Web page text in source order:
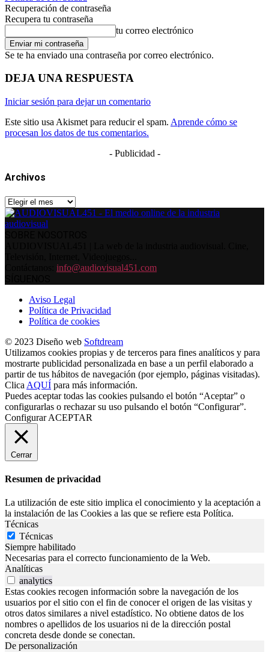
Recuperación de contraseña
Recupera tu contraseña
tu correo electrónico
Se te ha enviado una contraseña por correo electrónico.
DEJA UNA RESPUESTA
Iniciar sesión para dejar un comentario
Este sitio usa Akismet para reducir el spam. Aprende cómo se
procesan los datos de tus comentarios.
- Publicidad -
Archivos
Archivos
info@audiovisual451.com
Aviso Legal
Política de Privacidad
Política de cookies
© 2023 Diseño web Softdream
Utilizamos cookies propias y de terceros para fines analíticos y para
mostrarte publicidad personalizada en base a un perfil elaborado a
partir de tus hábitos de navegación (por ejemplo, páginas visitadas).
Clica AQUÍ para más información.
Puedes aceptar todas las cookies pulsando el botón “Aceptar” o
configurarlas o rechazar su uso pulsando el botón “Configurar”.
Configurar ACEPTAR
Cerrar
Resumen de privacidad
La utilización de este sitio implica el conocimiento y la aceptación a
la instalación de las Cookies a las que se refiere esta Política.
Técnicas
Técnicas
Siempre habilitado
Necesarias para el correcto funcionamiento de la Web.
Analíticas
analytics
Estas cookies recogen información sobre la navegación de los
usuarios por el sitio con el fin de conocer el origen de las visitas y
otros datos similares a nivel estadístico. No obtiene datos de los
nombres o apellidos de los usuarios ni de la dirección postal
concreta desde donde se conectan.
De personalización